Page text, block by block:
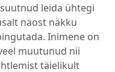
leida ühtegi
näost näkku
Inimene on
muutunud nii
täielikult